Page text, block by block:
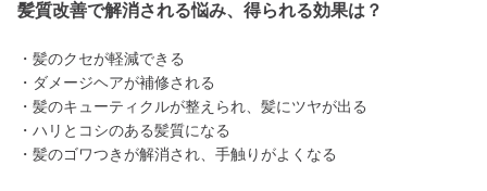
髪質改善で解消される悩み、得られる効果は？
・髪のクセが軽減できる
・ダメージヘアが補修される
・髪のキューティクルが整えられ、髪にツヤが出る
・ハリとコシのある髪質になる
・髪のゴワつきが解消され、手触りがよくなる